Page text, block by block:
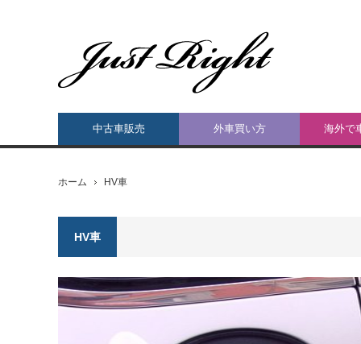
中古車販売 外車買い方 海外で
ホーム HV車
HV車